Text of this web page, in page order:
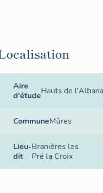
Aire
d'étudeHauts de
CommuneMûres
Lieu-
dit
Branières les
Pré la Croix